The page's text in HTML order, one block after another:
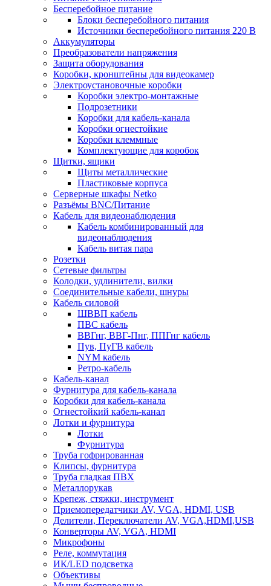
Бесперебойное питание
Блоки бесперебойного питания
Источники бесперебойного питания 220 В
Аккумуляторы
Преобразователи напряжения
Защита оборудования
Коробки, кронштейны для видеокамер
Электроустановочные коробки
Коробки электро-монтажные
Подрозетники
Коробки для кабель-канала
Коробки огнестойкие
Коробки клеммные
Комплектующие для коробок
Щитки, ящики
Щиты металлические
Пластиковые корпуса
Серверные шкафы Netko
Разъёмы BNC/Питание
Кабель для видеонаблюдения
Кабель комбинированный для
видеонаблюдения
Кабель витая пара
Розетки
Сетевые фильтры
Колодки, удлинители, вилки
Соединительные кабели, шнуры
Кабель силовой
ШВВП кабель
ПВС кабель
ВВГнг, ВВГ-Пнг, ППГнг кабель
Пув, ПуГВ кабель
NYM кабель
Ретро-кабель
Кабель-канал
Фурнитура для кабель-канала
Коробки для кабель-канала
Огнестойкий кабель-канал
Лотки и фурнитура
Лотки
Фурнитура
Труба гофрированная
Клипсы, фурнитура
Труба гладкая ПВХ
Металлорукав
Крепеж, стяжки, инструмент
Приемопередатчики AV, VGA, HDMI, USB
Делители, Переключатели AV, VGA,HDMI,USB
Конверторы AV, VGA, HDMI
Микрофоны
Реле, коммутация
ИК/LED подсветка
Объективы